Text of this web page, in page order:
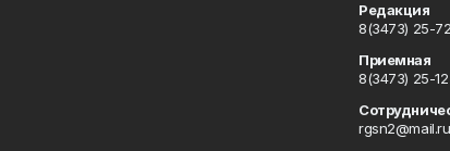
Редакция
8(3473) 25-
Приемная
8(3473) 25-